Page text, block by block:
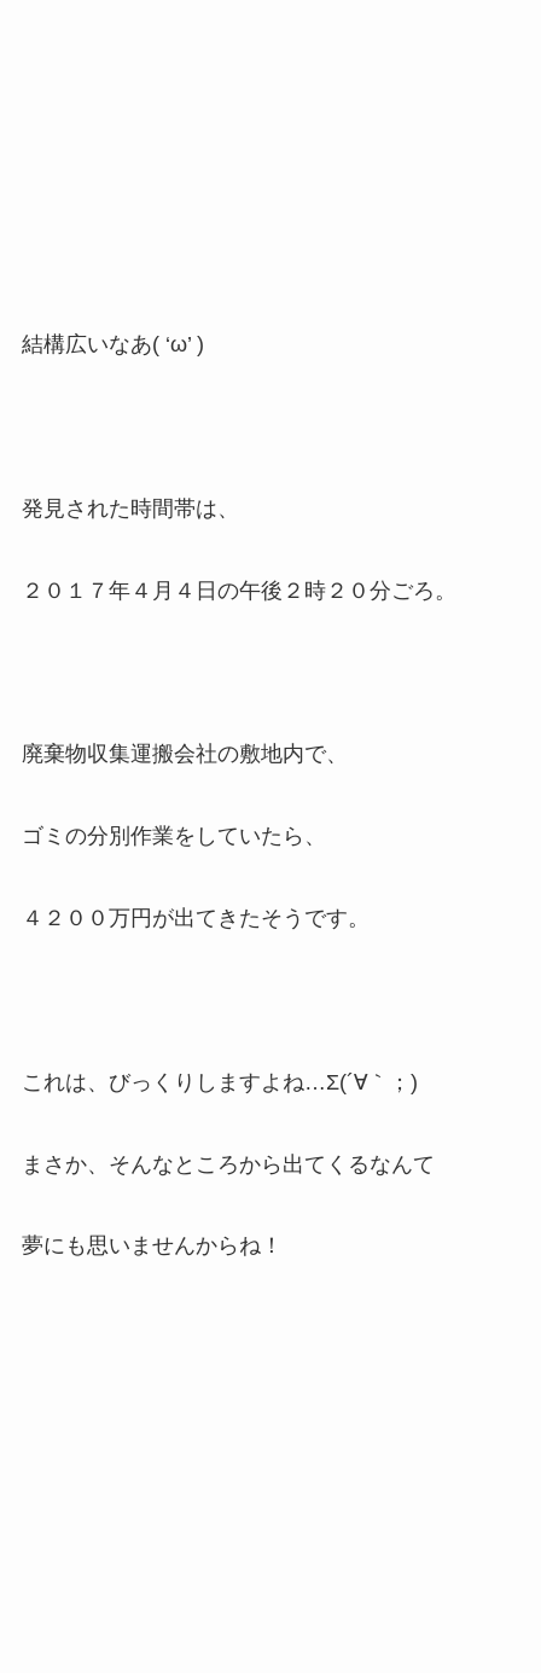
結構広いなあ( ‘ω’ )
発見された時間帯は、
２０１７年４月４日の午後２時２０分ごろ。
廃棄物収集運搬会社の敷地内で、
ゴミの分別作業をしていたら、
４２００万円が出てきたそうです。
これは、びっくりしますよね…Σ(´∀｀；)
まさか、そんなところから出てくるなんて
夢にも思いませんからね！